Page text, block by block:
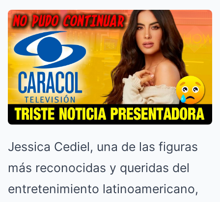
Jessica Cediel, una de las figuras
más reconocidas y queridas del
entretenimiento latinoamericano,